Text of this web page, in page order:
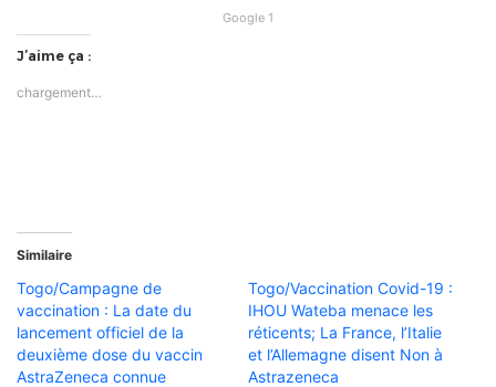
Google 1
J’aime ça :
chargement…
Similaire
Togo/Campagne de
vaccination : La date du
lancement officiel de la
deuxième dose du vaccin
AstraZeneca connue
Togo/Vaccination Covid-19 :
IHOU Wateba menace les
réticents; La France, l’Italie
et l’Allemagne disent Non à
Astrazeneca